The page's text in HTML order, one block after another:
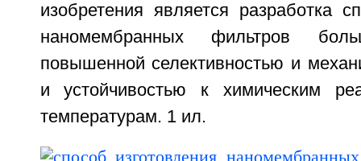
изобретения является разработка
наномембранных фильтров
повышенной селективностью и
и устойчивостью к химическим
температурам. 1 ил.